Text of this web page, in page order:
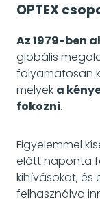
OPTEX
Az 1979-ben
globális
folyamatosan
melyek a
fokozni.
Figyelemmel
előtt naponta
kihívásokat, és
felhasználva